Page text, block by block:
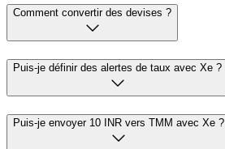
Comment convertir des devises ?
Puis-je définir des alertes de taux avec Xe ?
Puis-je envoyer 10 INR vers TMM avec Xe ?